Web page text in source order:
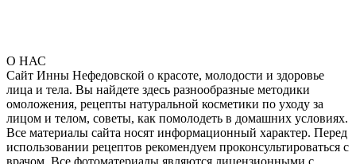
О НАС
Сайт Инны Нефедовской о красоте, молодости и здоровье
лица и тела. Вы найдете здесь разнообразные методики
омоложения, рецепты натуральной косметики по уходу за
лицом и телом, советы, как помолодеть в домашних условиях.
Все материалы сайта носят информационный характер. Перед
использовании рецептов рекомендуем проконсультироваться с
врачом. Все фотоматериалы являются лицензионными с